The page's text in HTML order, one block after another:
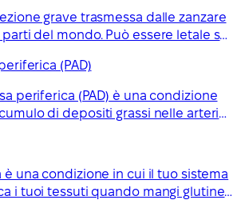
grave trasmessa dalle zanzare
del mondo. Può essere letale se
(PAD)
periferica (PAD) è una condizione
di depositi grassi nelle arterie
vascolare periferica (PVD).
è una condizione in cui il tuo sistema
i tuoi tessuti quando mangi glutine.